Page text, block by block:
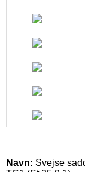
Navn: Svejse